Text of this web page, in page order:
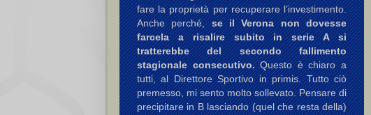
fare la proprietà per recuperare l’investimento.
Anche perché,se il Verona non dovesse
farcela a risalire subito in serie A si
tratterebbe del secondo fallimento
stagionale consecutivo.Questo è chiaro a
tutti, al Direttore Sportivo in primis. Tutto ciò
premesso, mi sento molto sollevato. Pensare di
precipitare in B lasciando (quel che resta della)